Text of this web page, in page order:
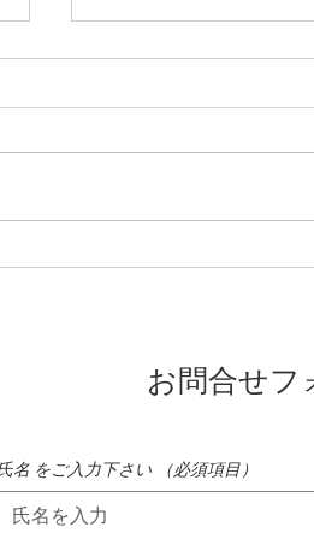
蓼科高原ではニッコ
お問合せフ
名 をご入力下さい （必須項目）